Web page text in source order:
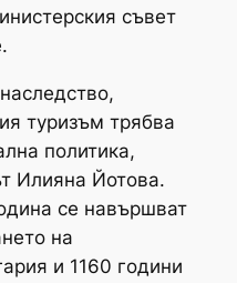
съвет
туризъм трябва
политика,
Илияна Йотова.
се навършват
на
и 1160 години